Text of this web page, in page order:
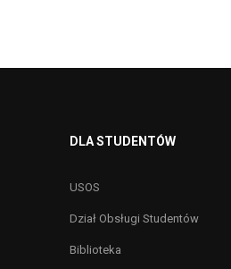
DLA STUDENTÓW
USOS
Dział Obsługi Studentów
Biblioteka